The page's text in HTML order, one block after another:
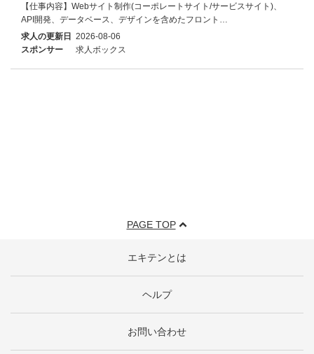
【仕事内容】Webサイト制作(コーポレートサイト/サービスサイト)、
API開発、データベース、デザインを含めたフロント…
求人の更新日 2026-08-06
スポンサー
求人ボックス
PAGE TOP
エキテンとは
ヘルプ
お問い合わせ